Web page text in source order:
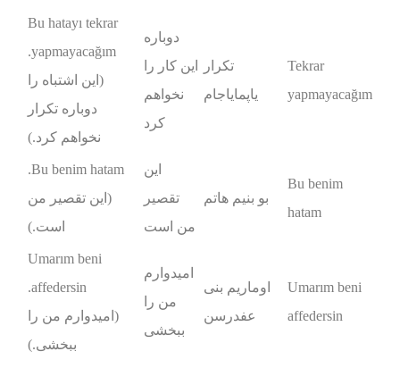
Tekrar
yapmayacağım
تکرار
یاپمایاجام
دوباره
این کار را
نخواهم
کرد
Bu hatayı tekrar
yapmayacağım.
(این اشتباه را
دوباره تکرار
نخواهم کرد.)
Bu benim
hatam
بو بنیم هاتم
این
تقصیر
من است
Bu benim hatam.
(این تقصیر من
است.)
Umarım beni
affedersin
اوماریم بنی
عفدرسن
امیدوارم
من را
ببخشی
Umarım beni
affedersin.
(امیدوارم من را
ببخشی.)